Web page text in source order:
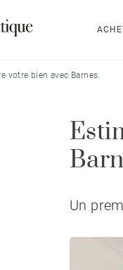
votre bien avec Barnes.
Un